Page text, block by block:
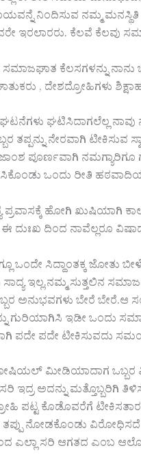
ನಿಂದಿಸುವ ನಮ್ಮ ಮನಸ್ಥಿತಿ
ಇರಲಾರರು. ಕೆಲವೆ ಕೆಲವು
ಸಮಾಜಘಾತ ಕೆಲಸಗಳನ್ನು
, ದೇಶದ್ರೋಹಿಗಳು
ಘಟಿಸಿದಾಗಲೆಲ್ಲ ನಾವು
ತಪ್ಪನ್ನು ನೇರವಾಗಿ
ಪೂರ್ಣವಾಗಿ ನಮಗ್ಯಾರಿಗೂ
ಒಂದು ರೀತಿ
ಪ್ರವಾಸಕ್ಕೆ ಹೋಗಿ ಖುಷಿಯಾಗಿ
ದುಃಖ ದಿಂದ ನಾವೆಲ್ಲರೂ
ಒಂದೇ ಸಿದ್ದಾಂತಕ್ಕ ಜೋತು
ಇಲ್ಲ.ನಮ್ಮ ಸುತ್ತಲಿನ
ಅನುಭವಗಳು ಬೇರೆ ಬೇರೆ.ಆ
ಗುರಿಯಾಗಿಸಿ ಇಡೀ ಒಂದು
ಪದೇ ಪದೇ ಟೀಕಿಸುವದು
ಮೀಡಿಯಾದಾಗ ಒಬ್ಬರ
ಇದ್ರ ಅದನ್ನು ಮತ್ತೊಬ್ಬರಿಗಿ
ಪಟ್ಟ ಕೊಡೊವರೆಗೆ
ನೋಡಕೊಂಡು ವಿರೋಧಿಸದೆ
ಎಲ್ಲಾ ಸರಿ ಆಗತದ ಎಂಬ